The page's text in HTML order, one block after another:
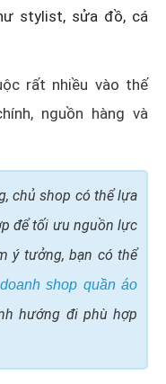
stylist, sửa đồ, cá
rất nhiều vào thế
nguồn hàng và
chủ shop có thể lựa
để tối ưu nguồn lực
ý tưởng, bạn có thể
shop quần áo
hướng đi phù hợp